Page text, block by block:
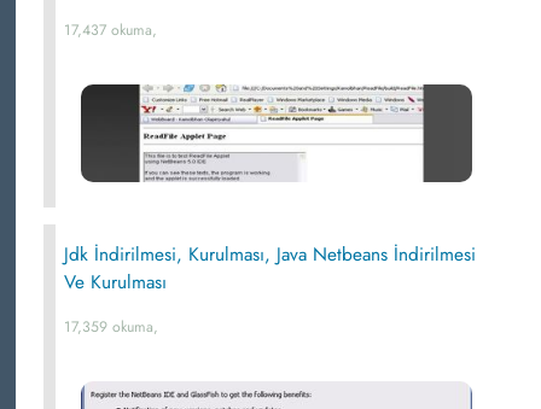
17,437 okuma,
Jdk İndirilmesi, Kurulması, Java Netbeans İndirilmesi
Ve Kurulması
17,359 okuma,